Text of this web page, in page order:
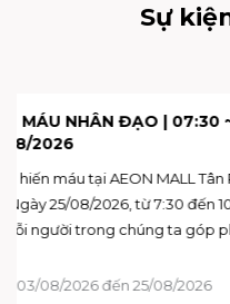
Sự
SKY: CHILDREN OF
GIAN NGHỆ THUẬT
Bạn đã sẵn sàng để bước
chưa?
Từ 15/08/2026 đến 16/08/